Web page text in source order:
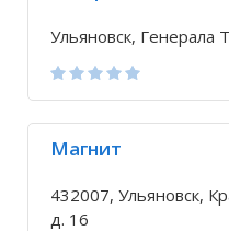
Ульяновск, Генерала
Магнит
432007, Ульяновск,
д. 16